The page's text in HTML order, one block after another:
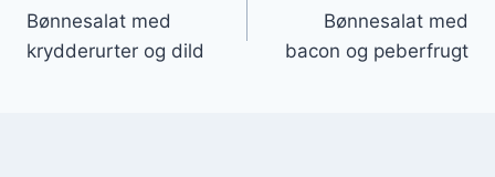
Bønnesalat med
krydderurter og dild
Bønnesalat med
bacon og peberfrugt